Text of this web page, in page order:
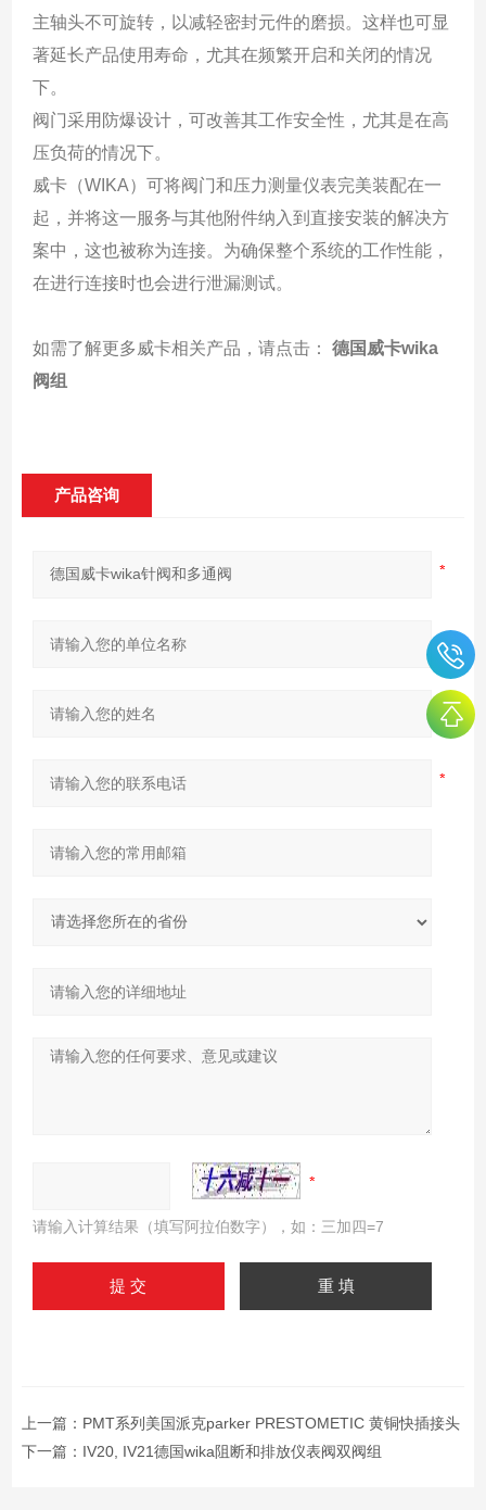
主轴头不可旋转，以减轻密封元件的磨损。这样也可显
著延长产品使用寿命，尤其在频繁开启和关闭的情况
下。
阀门采用防爆设计，可改善其工作安全性，尤其是在高
压负荷的情况下。
威卡（WIKA）可将阀门和压力测量仪表完美装配在一
起，并将这一服务与其他附件纳入到直接安装的解决方
案中，这也被称为连接。为确保整个系统的工作性能，
在进行连接时也会进行泄漏测试。
如需了解更多威卡相关产品，请点击： 德国威卡wika
阀组
产品咨询
请输入计算结果（填写阿拉伯数字），如：三加四=7
上一篇： PMT系列美国派克parker PRESTOMETIC 黄铜快插接头
下一篇： IV20, IV21德国wika阻断和排放仪表阀双阀组